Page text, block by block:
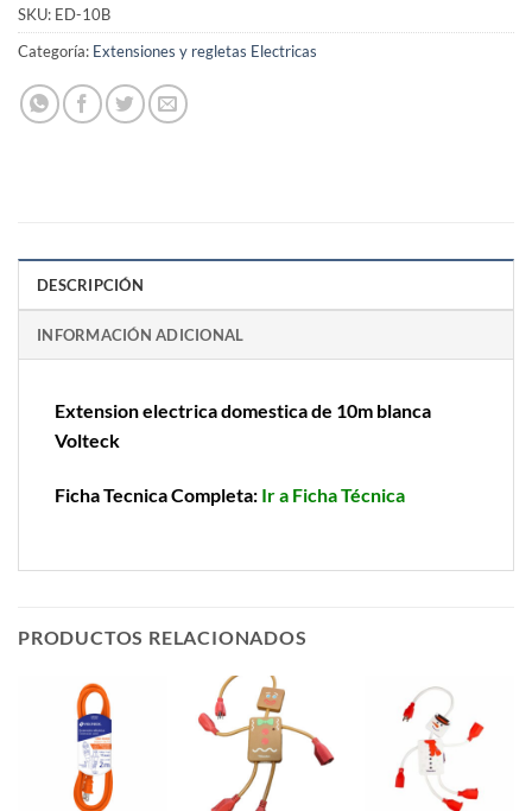
SKU: ED-10B
Categoría: Extensiones y regletas Electricas
DESCRIPCIÓN
INFORMACIÓN ADICIONAL
Extension electrica domestica de 10m blanca
Volteck
Ficha Tecnica Completa: Ir a Ficha Técnica
PRODUCTOS RELACIONADOS